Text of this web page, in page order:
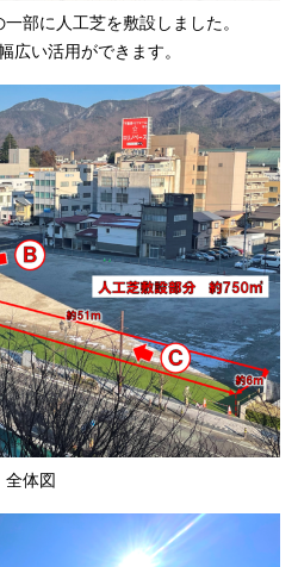
部に人工芝を敷設しました。
広い活用ができます。
全体図